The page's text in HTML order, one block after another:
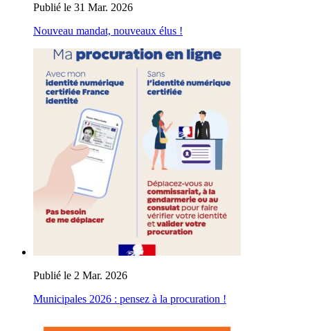
Publié le 31 Mar. 2026
Nouveau mandat, nouveaux élus !
Publié le 2 Mar. 2026
Municipales 2026 : pensez à la procuration !